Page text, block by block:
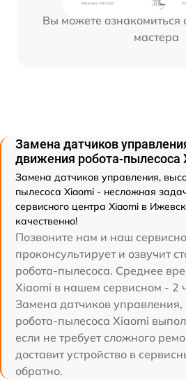
Вы можете ознакомиться
мастера
Замена датчиков
движения робота-пылесоса
Замена датчиков управления,
пылесоса Xiaomi - несложная
сервисного центра Xiaomi в
качественно!
Позвоните нам и наш
проконсультирует и озвучит
робота-пылесоса. Среднее
Xiaomi в нашем сервисном - 2
Замена датчиков
робота-пылесоса Xiaomi
если не требует сложного
доставит устройство в
обратно.